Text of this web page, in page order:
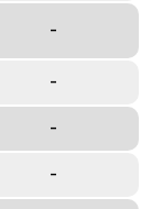
-
-
-
-